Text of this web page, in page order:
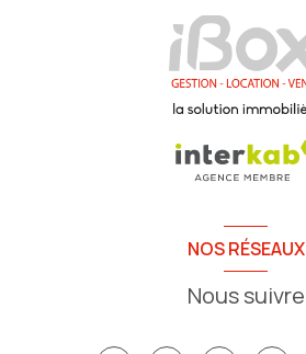
NOS RÉSEAUX
Nous suivre